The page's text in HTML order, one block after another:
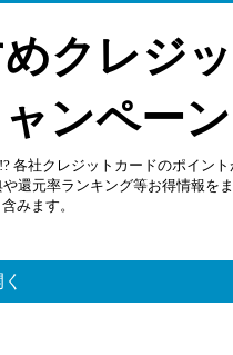
クレジ
ンペーン
各社クレジットカードのポイン
還元率ランキング等お得情報を
みます。